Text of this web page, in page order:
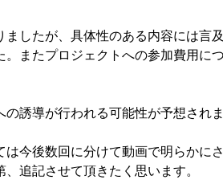
したが、具体性のある内容には言
またプロジェクトへの参加費用に
誘導が行われる可能性が予想されま
は今後数回に分けて動画で明らかに
追記させて頂きたく思います。